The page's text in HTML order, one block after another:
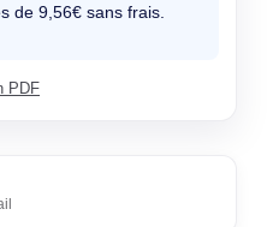
de 9,56€ sans frais.
PDF